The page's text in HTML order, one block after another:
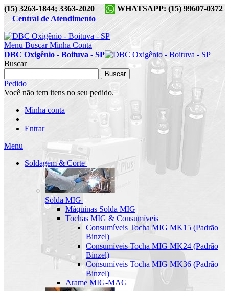
(15) 3263-1844; 3363-2020
WHATSAPP: (15) 99607-0372
Central de Atendimento
Menu Buscar Minha Conta
DBC Oxigênio - Boituva - SP
Buscar
Buscar
Pedido
Você não tem itens no seu pedido.
Minha conta
Entrar
Menu
Soldagem & Corte
Solda MIG
Máquinas Solda MIG
Tochas MIG & Consumíveis
Consumíveis Tocha MIG MK15 (Padrão
Binzel)
Consumíveis Tocha MIG MK24 (Padrão
Binzel)
Consumíveis Tocha MIG MK36 (Padrão
Binzel)
Arame MIG-MAG